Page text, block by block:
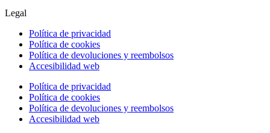
Legal
Política de privacidad
Política de cookies
Política de devoluciones y reembolsos
Accesibilidad web
Política de privacidad
Política de cookies
Política de devoluciones y reembolsos
Accesibilidad web